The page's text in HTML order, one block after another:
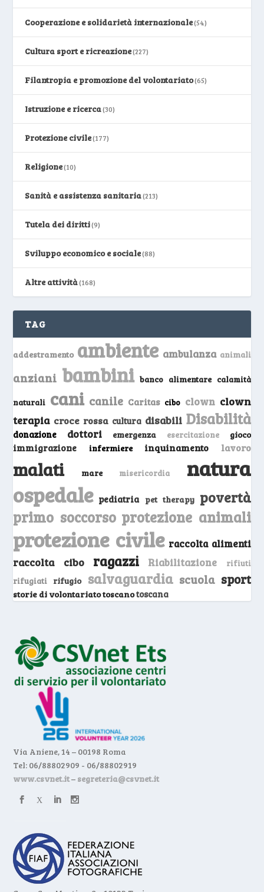
Cooperazione e solidarietà internazionale(54)
Cultura sport e ricreazione(227)
Filantropia e promozione del volontariato(65)
Istruzione e ricerca(30)
Protezione civile(177)
Religione(10)
Sanità e assistenza sanitaria(213)
Tutela dei diritti(9)
Sviluppo economico e sociale(88)
Altre attività(168)
TAG
addestramento ambiente ambulanza animali
anziani bambini banco alimentare calamità
naturali cani canile Caritas cibo clown clown
terapia croce rossa cultura disabili Disabilità
donazione dottori emergenza esercitazione gioco
immigrazione infermiere inquinamento lavoro
malati mare misericordia natura
ospedale pediatria pet therapy povertà
primo soccorso protezione animali
protezione civile raccolta alimenti
raccolta cibo ragazzi Riabilitazione
rifiuti
rifugiati
rifugio salvaguardia scuola sport
storie di volontariato toscanotoscana
Via Aniene, 14 – 00198 Roma
Tel: 06/88802909 - 06/88802919
www.csvnet.it– segreteria@csvnet.it